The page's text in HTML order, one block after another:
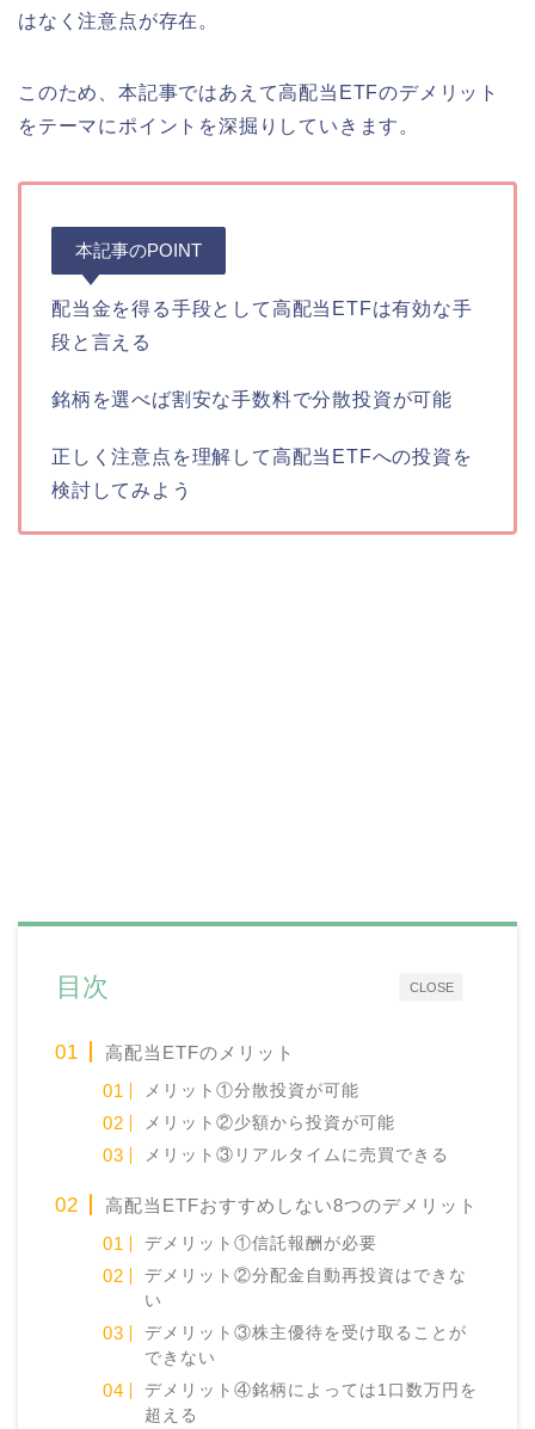
はなく注意点が存在。
このため、本記事ではあえて高配当ETFのデメリット
をテーマにポイントを深掘りしていきます。
本記事のPOINT
配当金を得る手段として高配当ETFは有効な手
段と言える
銘柄を選べば割安な手数料で分散投資が可能
正しく注意点を理解して高配当ETFへの投資を
検討してみよう
CLOSE
目次
高配当ETFのメリット
メリット①分散投資が可能
メリット②少額から投資が可能
メリット③リアルタイムに売買できる
高配当ETFおすすめしない8つのデメリット
デメリット①信託報酬が必要
デメリット②分配金自動再投資はできな
い
デメリット③株主優待を受け取ることが
できない
デメリット④銘柄によっては1口数万円を
超える